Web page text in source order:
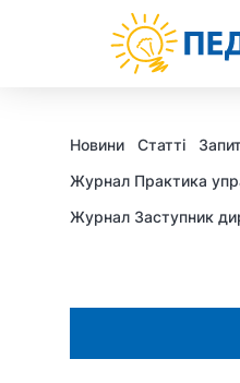
Новини Статті
Журнал Практика
Журнал Заступник